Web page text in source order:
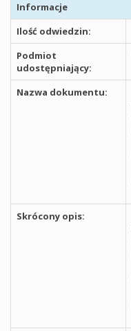
Informacje
Ilość odwiedzin:
Podmiot
udostępniający:
Nazwa dokumentu:
Skrócony opis: